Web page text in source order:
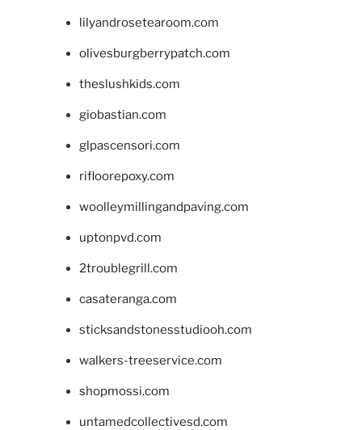
lilyandrosetearoom.com
olivesburgberrypatch.com
theslushkids.com
giobastian.com
glpascensori.com
rifloorepoxy.com
woolleymillingandpaving.com
uptonpvd.com
2troublegrill.com
casateranga.com
sticksandstonesstudiooh.com
walkers-treeservice.com
shopmossi.com
untamedcollectivesd.com